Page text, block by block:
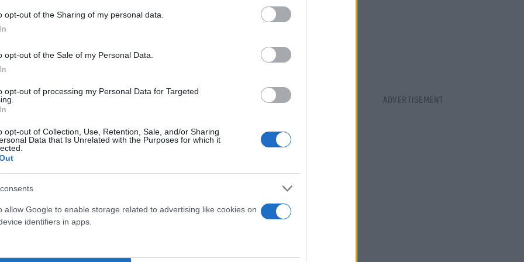
opt-out of the Sharing of my personal data.
opt-out of the Sale of my Personal Data.
opt-out of processing my Personal Data for Targeted
opt-out of Collection, Use, Retention, Sale, and/or Sharing
Data that Is Unrelated with the Purposes for which it
allow Google to enable storage related to advertising like cookies on
identifiers in apps.
ανέμων; Πληρώστε για
Έλλη